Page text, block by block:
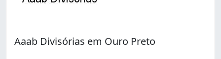
Aaab Divisórias em Ouro Preto